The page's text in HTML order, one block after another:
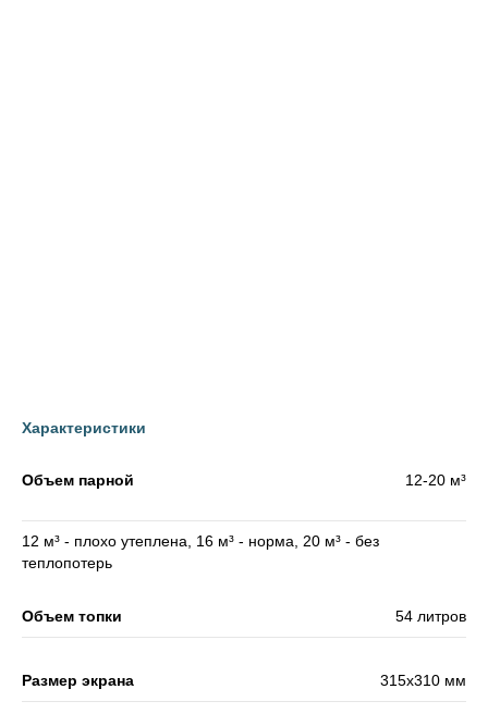
Характеристики
Объем парной 12-20 м³
12 м³ - плохо утеплена, 16 м³ - норма, 20 м³ - без
теплопотерь
Объем топки 54 литров
Размер экрана 315х310 мм